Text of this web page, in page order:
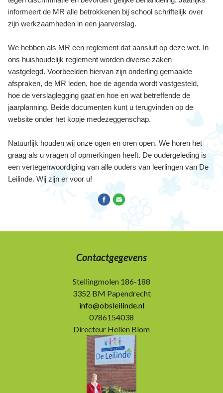
informeert de MR alle betrokkenen bij school schriftelijk over
zijn werkzaamheden in een jaarverslag.
We hebben als MR een reglement dat aansluit op deze wet. In
ons huishoudelijk reglement worden diverse zaken
vastgelegd. Voorbeelden hiervan zijn onderling gemaakte
afspraken, de MR leden, hoe de agenda wordt vastgesteld,
hoe de verslaglegging gaat en hoe en wat betreffende de
jaarplanning. Beide documenten kunt u terugvinden op de
website onder het kopje medezeggenschap.
Natuurlijk houden wij onze ogen en oren open. We horen het
graag als u vragen of opmerkingen heeft. De oudergeleding is
een vertegenwoordiging van alle ouders van leerlingen van De
Leilinde. Wij zijn er voor u!
Contactgegevens
Stellingmolen 186-188
3352 BM Papendrecht
info@obsleilinde.nl
0786154038
Directeur Hellen Blom